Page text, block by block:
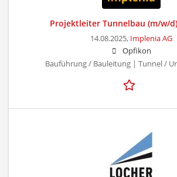
Projektleiter Tunnelbau (m/w/
14.08.2025, Implenia AG
Opfikon
Bauführung / Bauleitung | Tunnel /